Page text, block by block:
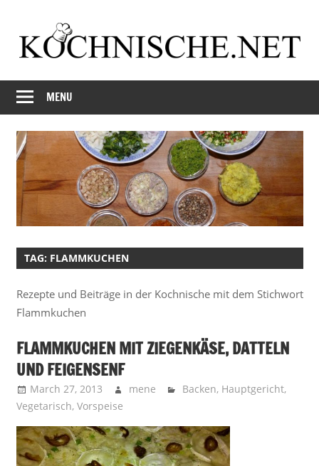
content
Kochnische.net
another
Foodblog
MENU
TAG: FLAMMKUCHEN
Rezepte und Beiträge in der Kochnische mit dem Stichwort
Flammkuchen
FLAMMKUCHEN MIT ZIEGENKÄSE, DATTELN
UND FEIGENSENF
March 27, 2013 mene Backen, Hauptgericht,
Vegetarisch, Vorspeise